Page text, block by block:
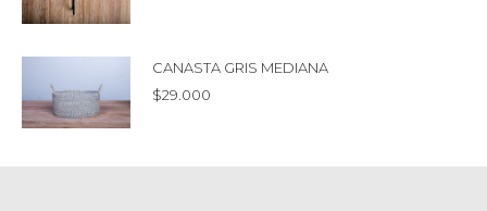
CANASTA GRIS MEDIANA
$29.000